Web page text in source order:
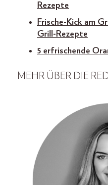
Rezepte
Frische-Kick am
Grill-Rezepte
5 erfrischende
MEHR ÜBER DIE